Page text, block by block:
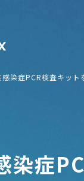
感染症PCR検査キッ
染症